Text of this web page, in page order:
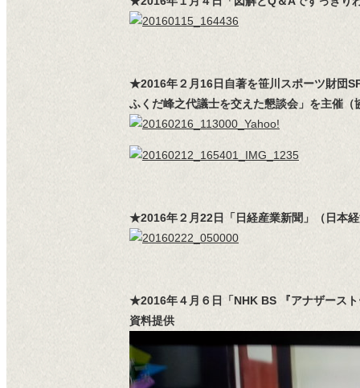
★2016年２月16日自著を笹川スポーツ財団
ふくだ峰之代議士を交えた懇談会」を主催
★2016年２月22日「日経産業新聞」（日本
★2016年４月６日「NHK BS 『アナザース
資料提供